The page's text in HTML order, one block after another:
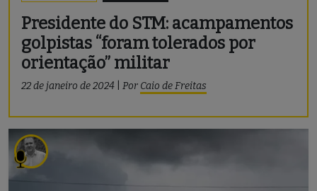
Presidente do STM: acampamentos
golpistas “foram tolerados por
orientação” militar
22 de janeiro de 2024 Por Caio de Freitas